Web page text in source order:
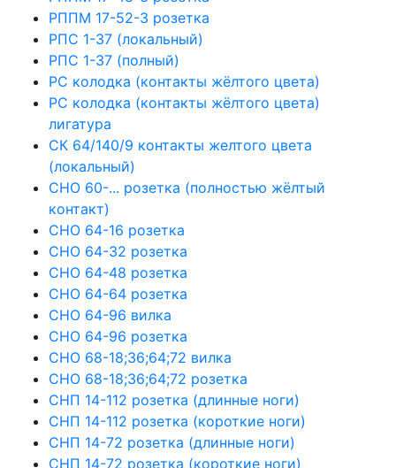
РППМ 17-52-3 розетка
РПС 1-37 (локальный)
РПС 1-37 (полный)
РС колодка (контакты жёлтого цвета)
РС колодка (контакты жёлтого цвета)
лигатура
СК 64/140/9 контакты желтого цвета
(локальный)
СНО 60-... розетка (полностью жёлтый
контакт)
СНО 64-16 розетка
СНО 64-32 розетка
СНО 64-48 розетка
СНО 64-64 розетка
СНО 64-96 вилка
СНО 64-96 розетка
СНО 68-18;36;64;72 вилка
СНО 68-18;36;64;72 розетка
СНП 14-112 розетка (длинные ноги)
СНП 14-112 розетка (короткие ноги)
СНП 14-72 розетка (длинные ноги)
СНП 14-72 розетка (короткие ноги)